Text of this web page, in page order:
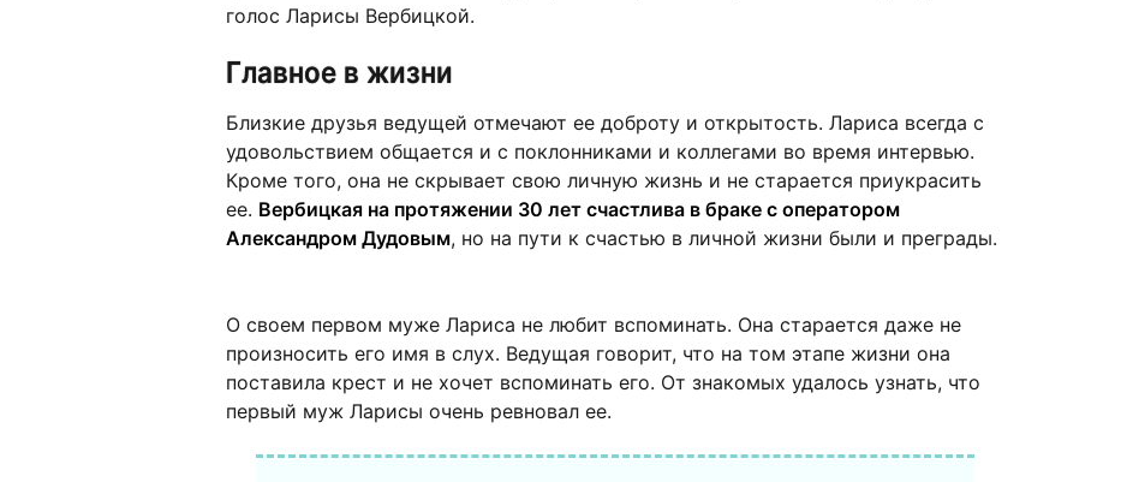
голос Ларисы Вербицкой.
Главное в жизни
Близкие друзья ведущей отмечают ее доброту и открытость. Лариса всегда с
удовольствием общается и с поклонниками и коллегами во время интервью.
Кроме того, она не скрывает свою личную жизнь и не старается приукрасить
ее. Вербицкая на протяжении 30 лет счастлива в браке с оператором
Александром Дудовым, но на пути к счастью в личной жизни были и преграды.
О своем первом муже Лариса не любит вспоминать. Она старается даже не
произносить его имя в слух. Ведущая говорит, что на том этапе жизни она
поставила крест и не хочет вспоминать его. От знакомых удалось узнать, что
первый муж Ларисы очень ревновал ее.